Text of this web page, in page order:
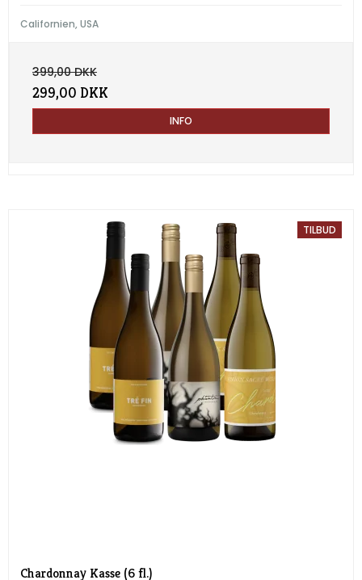
Californien, USA
399,00 DKK
299,00 DKK
INFO
TILBUD
Chardonnay Kasse (6 fl.)